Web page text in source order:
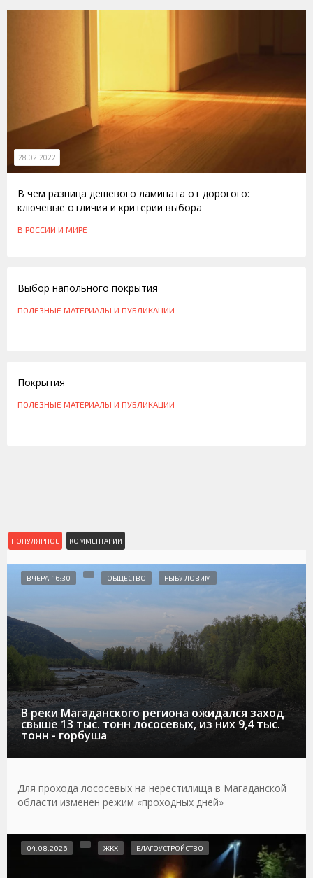
28.02.2022
В чем разница дешевого ламината от дорогого:
ключевые отличия и критерии выбора
В РОССИИ И МИРЕ
Выбор напольного покрытия
ПОЛЕЗНЫЕ МАТЕРИАЛЫ И ПУБЛИКАЦИИ
Покрытия
ПОЛЕЗНЫЕ МАТЕРИАЛЫ И ПУБЛИКАЦИИ
ПОПУЛЯРНОЕ КОММЕНТАРИИ
В реки Магаданского региона ожидался заход
свыше 13 тыс. тонн лососевых, из них 9,4 тыс.
тонн - горбуша
ВЧЕРА, 16:30 ОБЩЕСТВО РЫБУ ЛОВИМ
Для прохода лососевых на нерестилища в Магаданской
области изменен режим «проходных дней»
04.08.2026 ЖКХ БЛАГОУСТРОЙСТВО